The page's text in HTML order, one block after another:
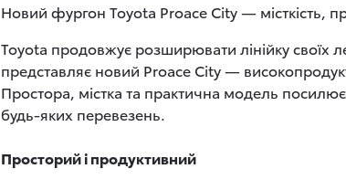
Новий фургон Toyota Proace City — місткість,
Toyota продовжує розширювати лінійку своїх
представляє новий Proace City —
Простора, містка та практична модель
будь-яких перевезень.
Просторий і продуктивний